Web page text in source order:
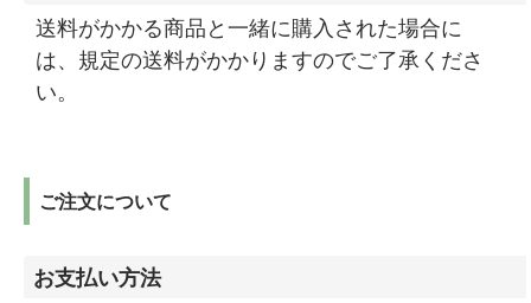
送料がかかる商品と一緒に購入された場合に
は、規定の送料がかかりますのでご了承くださ
い。
ご注文について
お支払い方法